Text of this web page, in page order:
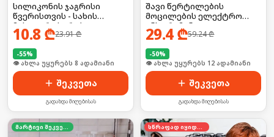
სილიკონის ჯაგრისი
წვერისთვის - სახის
მასაჟორი სკრაბი
10.8 ₾23.91₾
-55%
🛒 ბოლო 24სთ-ში იყიდა 16-მა
შეკვეთა
გადახდა მიღებისას
შავი წერტილების
მოცილების ელექტრო
ინსტრუმენტი
29.4₾59.24₾
-50%
🛒 ბოლო 24სთ-ში იყიდა 15-მა
შეკვეთა
გადახდა მიღებისას
მარტივი შეკვეთა სწრაფად იყიდება